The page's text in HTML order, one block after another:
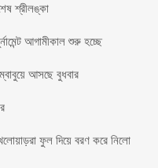
শ্রীলঙ্কা
আগামীকাল শুরু হচ্ছে
আসছে বুধবার
ফুল দিয়ে বরণ করে নিলো